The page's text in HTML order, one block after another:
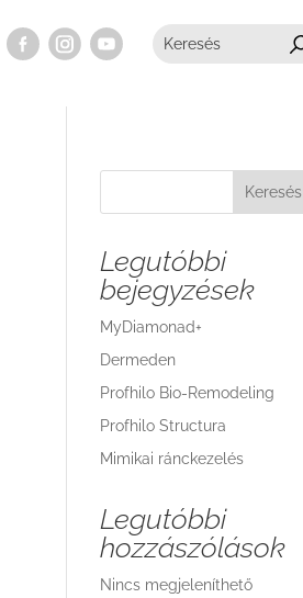
Keresés
Legutóbbi
bejegyzések
MyDiamonad+
Dermeden
Profhilo Bio-Remodeling
Profhilo Structura
Mimikai ránckezelés
Legutóbbi
hozzászólások
Nincs megjeleníthető